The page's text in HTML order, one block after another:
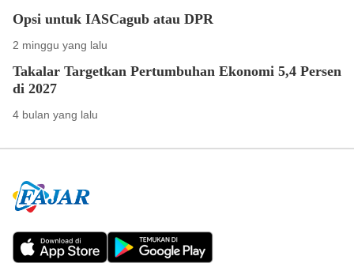
Opsi untuk IASCagub atau DPR
2 minggu yang lalu
Takalar Targetkan Pertumbuhan Ekonomi 5,4 Persen
di 2027
4 bulan yang lalu